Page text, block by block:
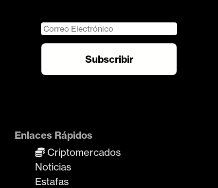
Enlaces Rápidos
Criptomercados
Noticias
Estafas